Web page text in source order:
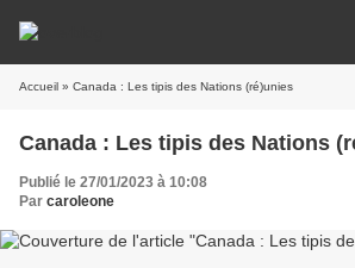
Accueil » Canada : Les tipis des Nations (ré)unies
Canada : Les tipis des Nations
Publié le 27/01/2023 à 10:08
Par caroleone